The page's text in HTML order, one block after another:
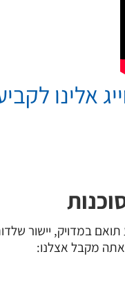
אלינו
במדויק, יישור
אתה מקבל אצלנו: